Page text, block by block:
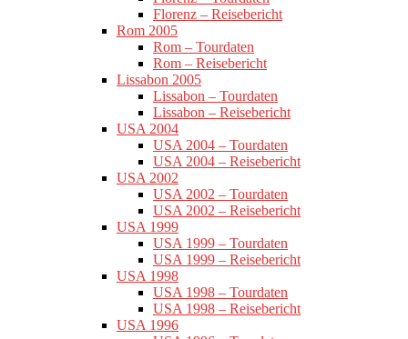
Florenz – Reisebericht
Rom 2005
Rom – Tourdaten
Rom – Reisebericht
Lissabon 2005
Lissabon – Tourdaten
Lissabon – Reisebericht
USA 2004
USA 2004 – Tourdaten
USA 2004 – Reisebericht
USA 2002
USA 2002 – Tourdaten
USA 2002 – Reisebericht
USA 1999
USA 1999 – Tourdaten
USA 1999 – Reisebericht
USA 1998
USA 1998 – Tourdaten
USA 1998 – Reisebericht
USA 1996